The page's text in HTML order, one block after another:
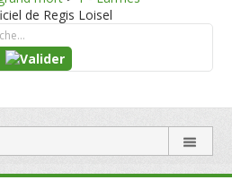
de Regis Loisel